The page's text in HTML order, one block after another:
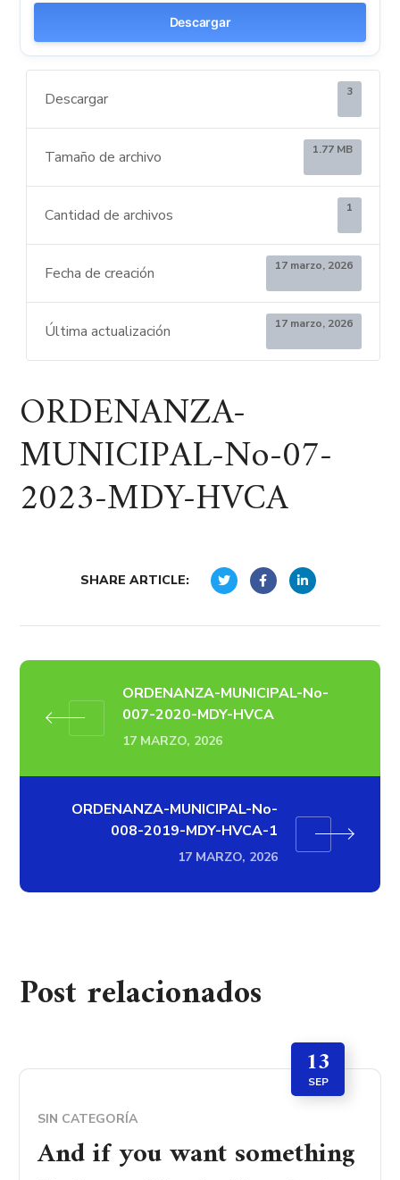
Descargar
Descargar 3
Tamaño de archivo 1.77 MB
Cantidad de archivos 1
Fecha de creación 17 marzo, 2026
Última actualización 17 marzo, 2026
ORDENANZA-
MUNICIPAL-No-07-
2023-MDY-HVCA
SHARE ARTICLE:
ORDENANZA-MUNICIPAL-No-
007-2020-MDY-HVCA
17 MARZO, 2026
ORDENANZA-MUNICIPAL-No-
008-2019-MDY-HVCA-1
17 MARZO, 2026
Post relacionados
13
SEP
SIN CATEGORÍA
And if you want something